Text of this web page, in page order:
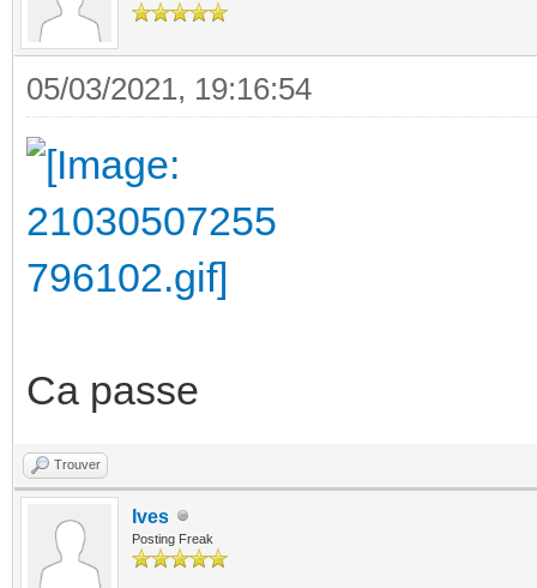
05/03/2021, 19:16:54
Ca passe
Trouver
Ives
Posting Freak